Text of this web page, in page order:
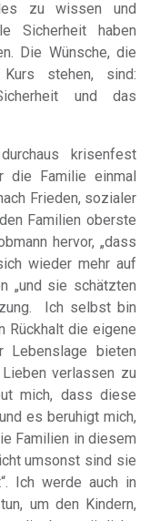
zu wissen und
Sicherheit haben
Die Wünsche, die
stehen, sind:
und das
krisenfest
die Familie einmal
Frieden, sozialer
Familien oberste
hervor, „dass
wieder mehr auf
„und sie schätzten
Ich selbst bin
Rückhalt die eigene
Lebenslage bieten
verlassen zu
mich, dass diese
es beruhigt mich,
Familien in diesem
umsonst sind sie
Ich werde auch in
um den Kindern,